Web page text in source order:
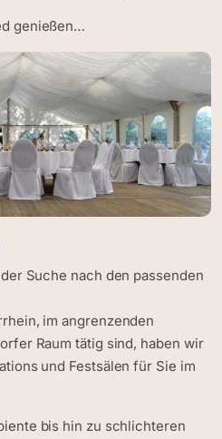
genießen…
Suche nach den passenden
im angrenzenden
Raum tätig sind, haben wir
und Festsälen für Sie im
bis hin zu schlichteren